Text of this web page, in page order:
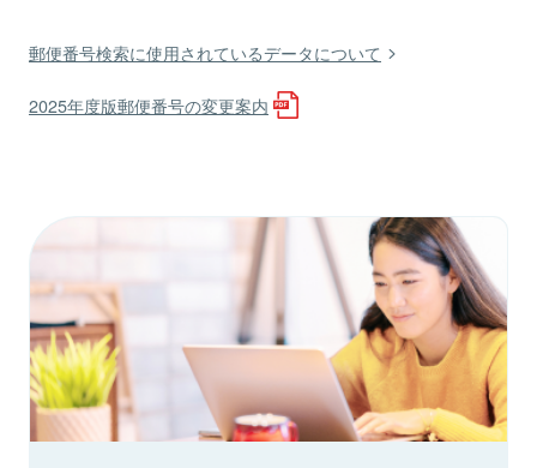
郵便番号検索に使用されているデータについて
2025年度版郵便番号の変更案内